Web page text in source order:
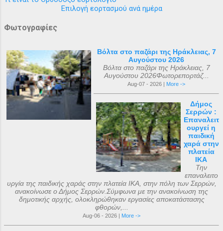
Επιλογή εορτασμού ανά ημέρα
Φωτογραφίες
Βόλτα στο παζάρι της Ηράκλειας, 7
Αυγούστου 2026
Βόλτα στο παζάρι της Ηράκλειας, 7
Αυγούστου 2026Φωτορεπορτάζ...
Aug-07 - 2026 | More ->
Δήμος
Σερρών :
Επαναλειτ
ουργεί η
παιδική
χαρά στην
πλατεία
ΙΚΑ
Την
επαναλειτο
υργία της παιδικής χαράς στην πλατεία ΙΚΑ, στην πόλη των Σερρών,
ανακοίνωσε ο Δήμος Σερρών.Σύμφωνα με την ανακοίνωση της
δημοτικής αρχής, ολοκληρώθηκαν εργασίες αποκατάστασης
φθορών,...
Aug-06 - 2026 | More ->